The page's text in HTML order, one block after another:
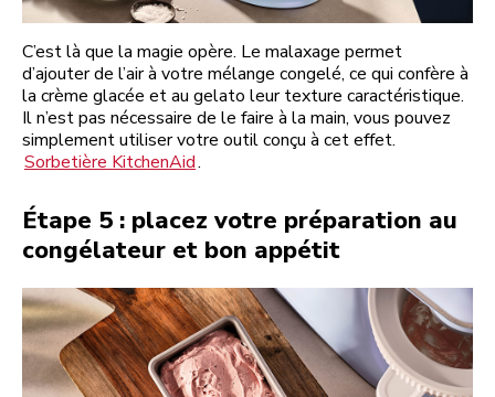
C’est là que la magie opère. Le malaxage permet
d’ajouter de l’air à votre mélange congelé, ce qui confère à
la crème glacée et au gelato leur texture caractéristique.
Il n’est pas nécessaire de le faire à la main, vous pouvez
simplement utiliser votre outil conçu à cet effet.
Sorbetière KitchenAid.
Étape 5 : placez votre préparation au
congélateur et bon appétit